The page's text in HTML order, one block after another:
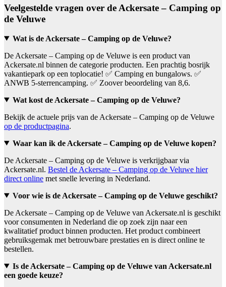
Veelgestelde vragen over de Ackersate – Camping op
de Veluwe
Wat is de Ackersate – Camping op de Veluwe?
De Ackersate – Camping op de Veluwe is een product van
Ackersate.nl binnen de categorie producten. Een prachtig bosrijk
vakantiepark op een toplocatie! ✅ Camping en bungalows. ✅
ANWB 5-sterrencamping. ✅ Zoover beoordeling van 8,6.
Wat kost de Ackersate – Camping op de Veluwe?
Bekijk de actuele prijs van de Ackersate – Camping op de Veluwe
op de productpagina.
Waar kan ik de Ackersate – Camping op de Veluwe kopen?
De Ackersate – Camping op de Veluwe is verkrijgbaar via
Ackersate.nl. Bestel de Ackersate – Camping op de Veluwe hier
direct online met snelle levering in Nederland.
Voor wie is de Ackersate – Camping op de Veluwe geschikt?
De Ackersate – Camping op de Veluwe van Ackersate.nl is geschikt
voor consumenten in Nederland die op zoek zijn naar een
kwalitatief product binnen producten. Het product combineert
gebruiksgemak met betrouwbare prestaties en is direct online te
bestellen.
Is de Ackersate – Camping op de Veluwe van Ackersate.nl
een goede keuze?